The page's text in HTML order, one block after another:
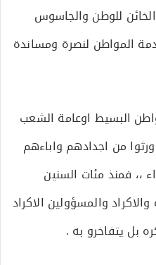
للوطن والجاسوس
المواطن لنصرة ومساندة
البسيط اوعامة الشعب
ورثوا من اجدادهم واباءهم
،، فمنذ مئات السنين
والاكراد والمسؤولين الاكراد
بل يتفاخرو به .